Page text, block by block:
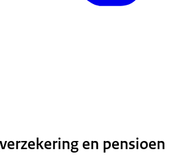
en pensioen